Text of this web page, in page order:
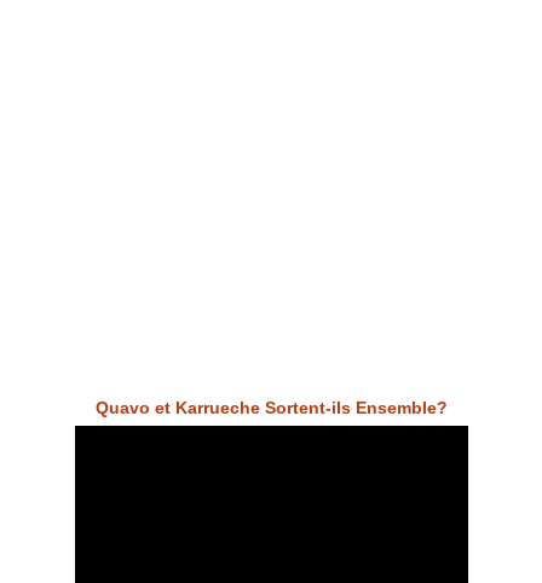
Quavo et Karrueche Sortent-ils Ensemble?